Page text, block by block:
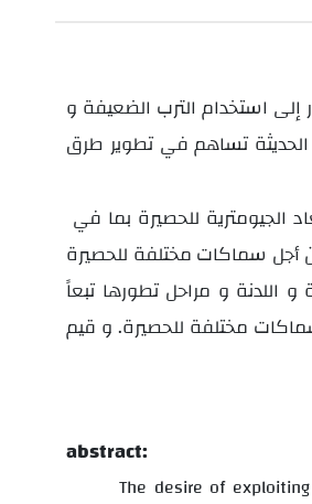
استخدام الترب الضعيفة و
الحديثة تساهم في تطوير طرق
سماكات مختلفة للحصيرة
و اللدنة و مراحل تطورها تبعاً
مختلفة للحصيرة. و قيم
abstract:
The desire of